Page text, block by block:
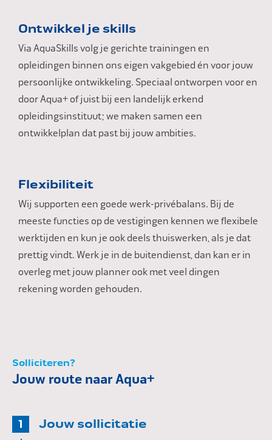
Ontwikkel je skills
Via AquaSkills volg je gerichte trainingen en
opleidingen binnen ons eigen vakgebied én voor jouw
persoonlijke ontwikkeling. Speciaal ontworpen voor en
door Aqua+ of juist bij een landelijk erkend
opleidingsinstituut; we maken samen een
ontwikkelplan dat past bij jouw ambities.
Flexibiliteit
Wij supporten een goede werk-privébalans. Bij de
meeste functies op de vestigingen kennen we flexibele
werktijden en kun je ook deels thuiswerken, als je dat
prettig vindt. Werk je in de buitendienst, dan kan er in
overleg met jouw planner ook met veel dingen
rekening worden gehouden.
Solliciteren?
Jouw route naar Aqua+
1 Jouw sollicitatie